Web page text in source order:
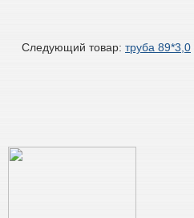
Следующий товар: труба 89*3,0